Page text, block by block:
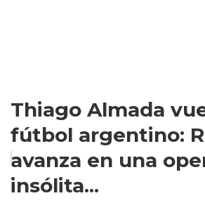
Thiago Almada
fútbol argentino:
avanza en una
insólita...